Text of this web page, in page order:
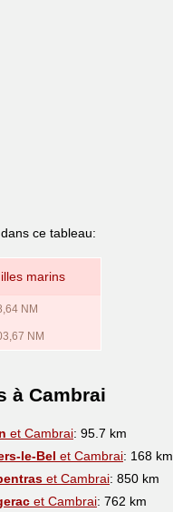
ce tableau:
marins
NM
NM
à Cambrai
et Cambrai: 95.7 km
le-Bel et Cambrai: 168 km
et Cambrai: 850 km
et Cambrai: 762 km